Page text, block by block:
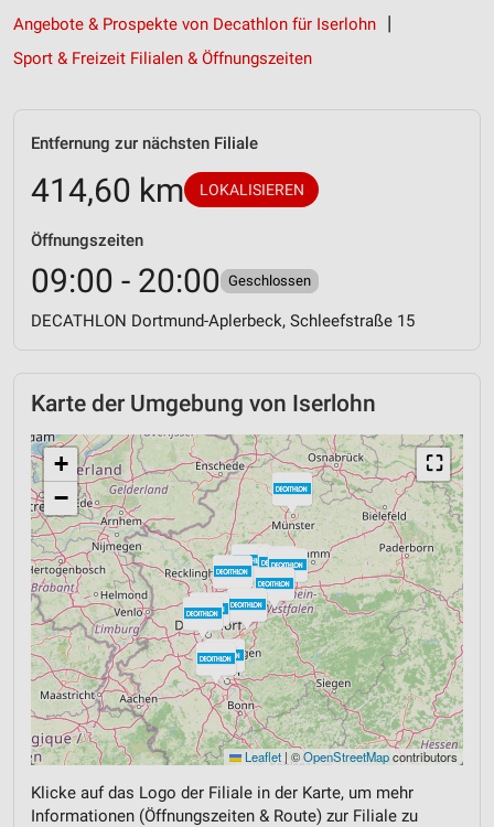
Angebote & Prospekte von Decathlon für Iserlohn
Sport & Freizeit Filialen & Öffnungszeiten
Entfernung zur nächsten Filiale
414,60 km LOKALISIEREN
Öffnungszeiten
09:00 - 20:00 Geschlossen
DECATHLON Dortmund-Aplerbeck, Schleefstraße 15
Karte der Umgebung von Iserlohn
⛶
+
−
Leaflet | ©OpenStreetMapcontributors
Klicke auf das Logo der Filiale in der Karte, um mehr
Informationen (Öffnungszeiten & Route) zur Filiale zu